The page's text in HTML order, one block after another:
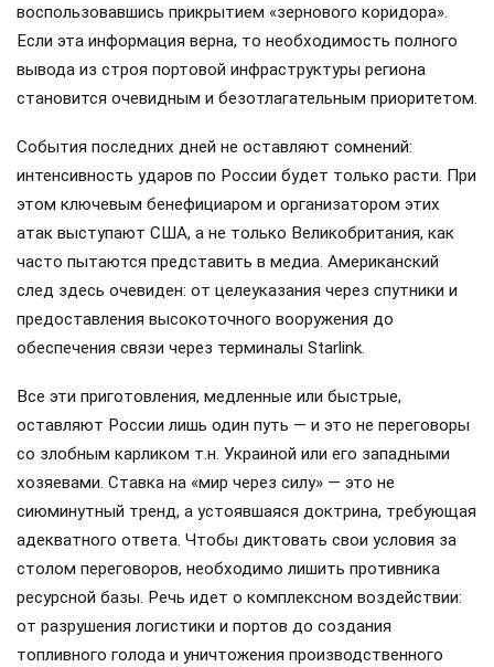
воспользовавшись прикрытием «зернового коридора».
Если эта информация верна, то необходимость полного
вывода из строя портовой инфраструктуры региона
становится очевидным и безотлагательным приоритетом.
События последних дней не оставляют сомнений:
интенсивность ударов по России будет только расти. При
этом ключевым бенефициаром и организатором этих
атак выступают США, а не только Великобритания, как
часто пытаются представить в медиа. Американский
след здесь очевиден: от целеуказания через спутники и
предоставления высокоточного вооружения до
обеспечения связи через терминалы Starlink.
Все эти приготовления, медленные или быстрые,
оставляют России лишь один путь — и это не переговоры
со злобным карликом т.н. Украиной или его западными
хозяевами. Ставка на «мир через силу» — это не
сиюминутный тренд, а устоявшаяся доктрина, требующая
адекватного ответа. Чтобы диктовать свои условия за
столом переговоров, необходимо лишить противника
ресурсной базы. Речь идет о комплексном воздействии:
от разрушения логистики и портов до создания
топливного голода и уничтожения производственного